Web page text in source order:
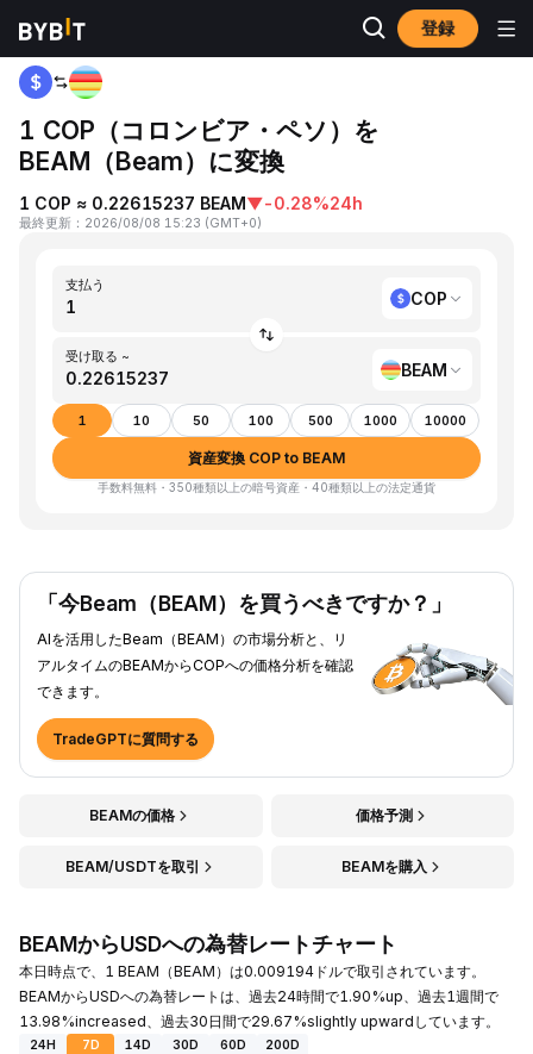
登録
ホーム COP to BEAM
1 COP（コロンビア・ペソ）を
BEAM（Beam）に変換
1 COP ≈ 0.22615237 BEAM▼-0.28%24h
最終更新 ： 2026/08/08 15:23 (GMT+0)
支払う
COP
受け取る ~
BEAM
1 10 50 100 500 1000 10000
資産変換 COP to BEAM
手数料無料・350種類以上の暗号資産・40種類以上の法定通貨
「今Beam（BEAM）を買うべきですか？」
AIを活用したBeam（BEAM）の市場分析と、リ
アルタイムのBEAMからCOPへの価格分析を確認
できます。
TradeGPTに質問する
BEAMの価格 価格予測
BEAM/USDTを取引 BEAMを購入
BEAMからUSDへの為替レートチャート
本日時点で、1 BEAM（BEAM）は0.009194ドルで取引されています。
BEAMからUSDへの為替レートは、過去24時間で1.90%up、過去1週間で
13.98%increased、過去30日間で29.67%slightly upwardしています。
24H 7D 14D 30D 60D
200D